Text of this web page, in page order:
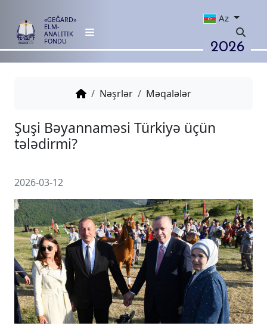
«GEĞARD»
ELM-
ANALITIK
FONDU
Az
2026
Nəşrlər Məqalələr
tələdirmi?
2026-03-12